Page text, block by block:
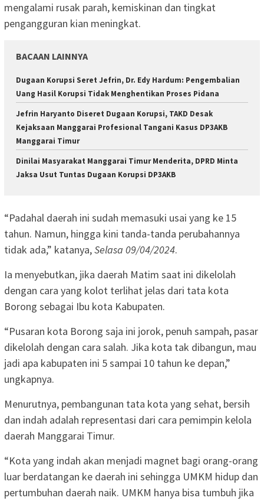
mengalami rusak parah, kemiskinan dan tingkat
pengangguran kian meningkat.
BACAAN LAINNYA
Dugaan Korupsi Seret Jefrin, Dr. Edy Hardum: Pengembalian
Uang Hasil Korupsi Tidak Menghentikan Proses Pidana
Jefrin Haryanto Diseret Dugaan Korupsi, TAKD Desak
Kejaksaan Manggarai Profesional Tangani Kasus DP3AKB
Manggarai Timur
Dinilai Masyarakat Manggarai Timur Menderita, DPRD Minta
Jaksa Usut Tuntas Dugaan Korupsi DP3AKB
“Padahal daerah ini sudah memasuki usai yang ke 15
tahun. Namun, hingga kini tanda-tanda perubahannya
tidak ada,” katanya,Selasa 09/04/2024.
Ia menyebutkan, jika daerah Matim saat ini dikelolah
dengan cara yang kolot terlihat jelas dari tata kota
Borong sebagai Ibu kota Kabupaten.
“Pusaran kota Borong saja ini jorok, penuh sampah, pasar
dikelolah dengan cara salah. Jika kota tak dibangun, mau
jadi apa kabupaten ini 5 sampai 10 tahun ke depan,”
ungkapnya.
Menurutnya, pembangunan tata kota yang sehat, bersih
dan indah adalah representasi dari cara pemimpin kelola
daerah Manggarai Timur.
“Kota yang indah akan menjadi magnet bagi orang-orang
luar berdatangan ke daerah ini sehingga UMKM hidup dan
pertumbuhan daerah naik. UMKM hanya bisa tumbuh jika